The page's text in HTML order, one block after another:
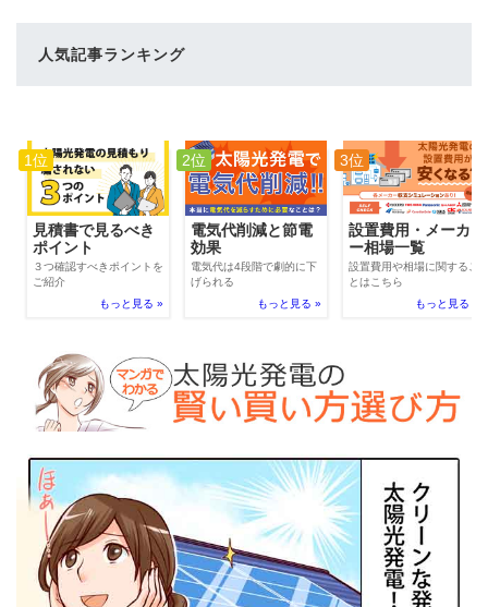
人気記事ランキング
1位
見積書で見るべき
ポイント
３つ確認すべきポイントを
ご紹介
もっと見る »
2位
電気代削減と節電
効果
電気代は4段階で劇的に下
げられる
もっと見る »
3位
設置費用・メーカ
ー相場一覧
設置費用や相場に関するこ
とはこちら
もっと見る »